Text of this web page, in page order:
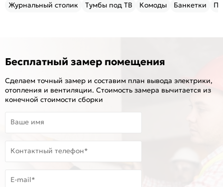
Журнальный столик Тумбы под ТВ Комоды Банкетки
Бесплатный замер помещения
Сделаем точный замер и составим план вывода электрики,
отопления и вентиляции. Стоимость замера вычитается из
конечной стоимости сборки
Ваше имя
Контактный телефон*
E-mail*